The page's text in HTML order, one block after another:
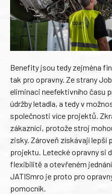
Benefity jsou tedy zejména
tak pro opravny. Ze strany
eliminaci neefektivního času
údržby letadla, a tedy v
společnosti více projektů.
zákazníci, protože stroj
zisky. Zároveň získávají lepší
projektu. Letecké opravny si
flexibilitě a otevřeném
JATISmro je proto pro
pomocník.